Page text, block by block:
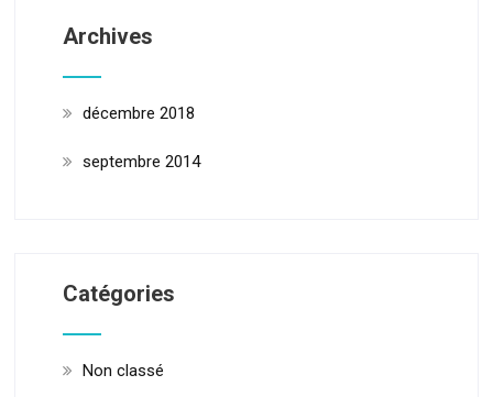
Archives
décembre 2018
septembre 2014
Catégories
Non classé